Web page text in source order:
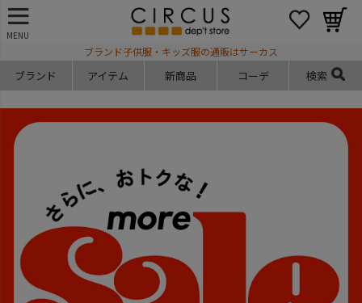
MENU
ブランド子供服・キッズ服の通販はサーカス
ブランド アイテム 新商品 コーデ 検索